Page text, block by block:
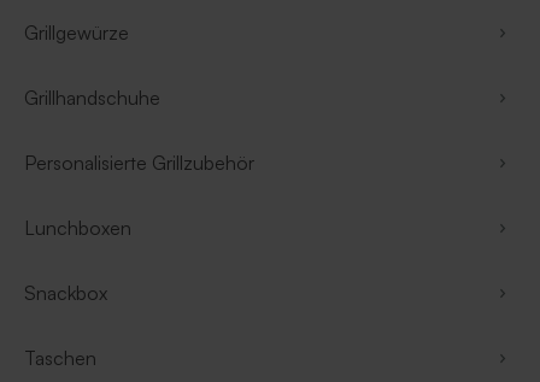
Grillgewürze
Grillhandschuhe
Personalisierte Grillzubehör
Lunchboxen
Snackbox
Taschen